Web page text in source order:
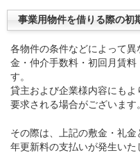
事業用物件を借りる際の初
各物件の条件などによって
金・仲介手数料・初回月賃
す。
貸主および企業様内容にも
要求される場合がございます
その際は、上記の敷金・礼金
年更新料の支払いが発生いた